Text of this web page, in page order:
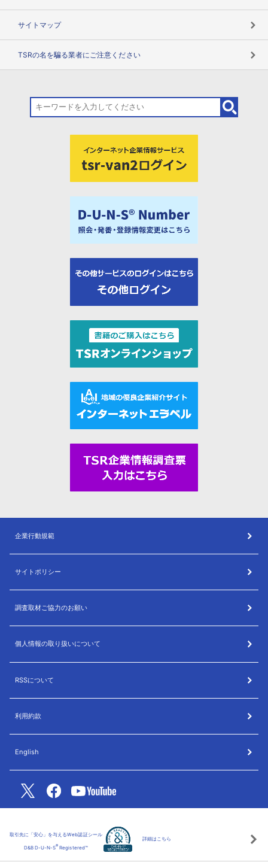
サイトマップ
TSRの名を騙る業者にご注意ください
企業行動規範
サイトポリシー
調査取材ご協力のお願い
個人情報の取り扱いについて
RSSについて
利用約款
English
取引先に「安心」を与えるWeb認証シール
D&B D-U-N-S® Registered™
詳細はこちら